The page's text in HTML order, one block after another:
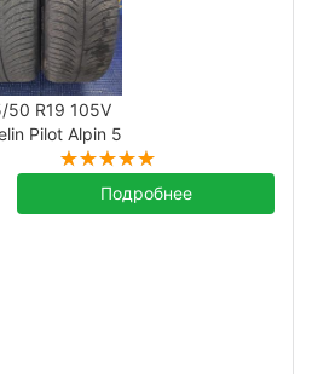
50 R19 105V
Pilot Alpin 5
Подробнее